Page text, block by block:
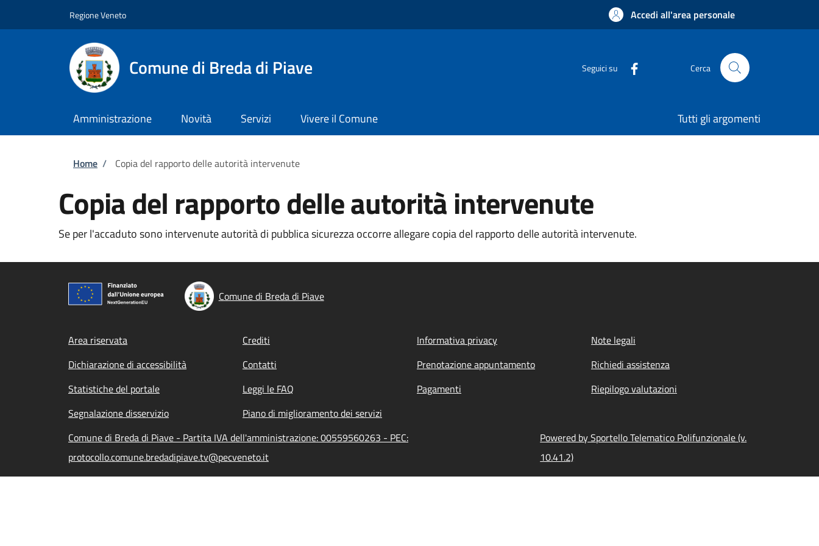
Regione Veneto Accedi all'area personale
Comune di Breda di Piave Seguici su Cerca
Amministrazione Novità Servizi Vivere il Comune Tutti gli argomenti
Briciole di pane
Home / Copia del rapporto delle autorità intervenute
Copia del rapporto delle autorità intervenute
Se per l'accaduto sono intervenute autorità di pubblica sicurezza occorre allegare copia del rapporto delle autorità intervenute.
Comune di Breda di Piave
Footer menu
Area riservata Crediti Informativa privacy
Note legali
Dichiarazione di accessibilità
Contatti Prenotazione appuntamento
Richiedi assistenza
Statistiche del portale
Leggi le FAQ Pagamenti
Riepilogo valutazioni
Segnalazione disservizio
Piano di miglioramento dei servizi
Comune di Breda di Piave - Partita IVA dell'amministrazione: 00559560263 - PEC:
protocollo.comune.bredadipiave.tv@pecveneto.it
Powered by Sportello Telematico Polifunzionale (v.
10.41.2)